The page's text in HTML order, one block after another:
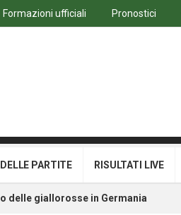
Formazioni ufficiali Pronostici
PARTITE RISULTATI LIVE
delle giallorosse in Germania